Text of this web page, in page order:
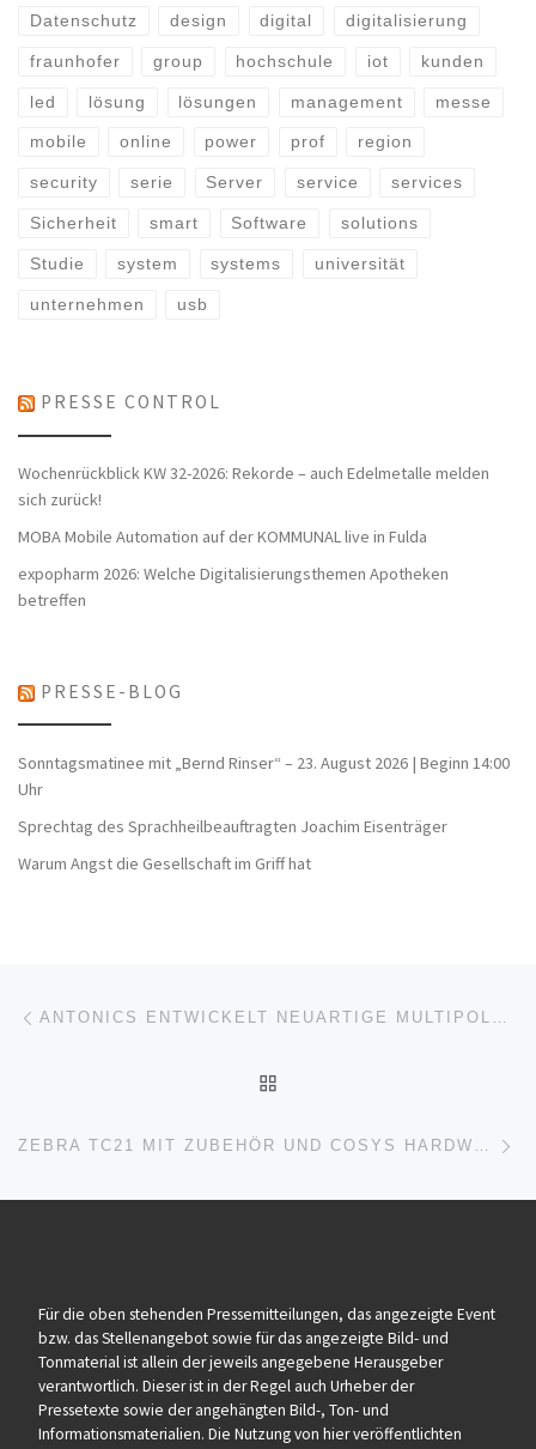
Datenschutz design digital digitalisierung
fraunhofer group hochschule iot kunden
led lösung lösungen management messe
mobile online power prof region
security serie Server service services
Sicherheit smart Software solutions
Studie system systems universität
unternehmen usb
PRESSE CONTROL
Wochenrückblick KW 32-2026: Rekorde – auch Edelmetalle melden
sich zurück!
MOBA Mobile Automation auf der KOMMUNAL live in Fulda
expopharm 2026: Welche Digitalisierungsthemen Apotheken
betreffen
PRESSE-BLOG
Sonntagsmatinee mit „Bernd Rinser“ – 23. August 2026 | Beginn 14:00
Uhr
Sprechtag des Sprachheilbeauftragten Joachim Eisenträger
Warum Angst die Gesellschaft im Griff hat
Beitragsnavigation ANTONICS ENTWICKELT NEUARTIGE MULTIPOLARISIERTE 4×4 MIMO INDOOR-BAHNANTENNE
ZEBRA TC21 MIT ZUBEHÖR UND COSYS HARDWARE SERVICE IM PREISWERTEN STARTER PAKET
Für die oben stehenden Pressemitteilungen, das angezeigte Event
bzw. das Stellenangebot sowie für das angezeigte Bild- und
Tonmaterial ist allein der jeweils angegebene Herausgeber
verantwortlich. Dieser ist in der Regel auch Urheber der
Pressetexte sowie der angehängten Bild-, Ton- und
Informationsmaterialien. Die Nutzung von hier veröffentlichten